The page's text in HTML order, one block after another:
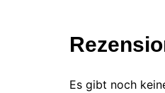
Es gibt noch